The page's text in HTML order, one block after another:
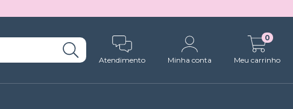
Atendimento Minha conta Meu carrinho
0